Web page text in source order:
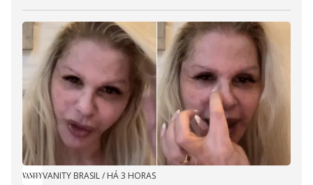
VANITY BRASIL/ HÁ 3 HORAS